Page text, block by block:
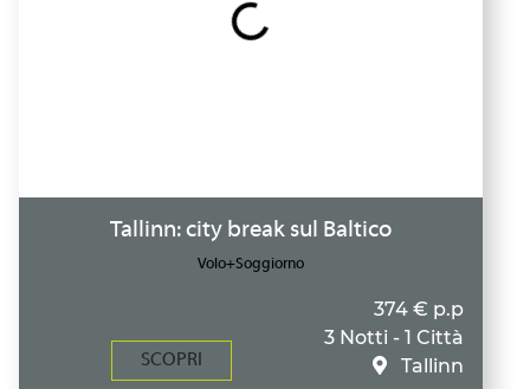
Tallinn: city break sul Baltico
Volo+Soggiorno
SCOPRI
374 € p.p
3 Notti - 1 Città
Tallinn